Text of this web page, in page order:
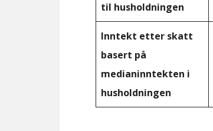
til husholdningen
Inntekt etter skatt
basert på
medianinntekten i
husholdningen